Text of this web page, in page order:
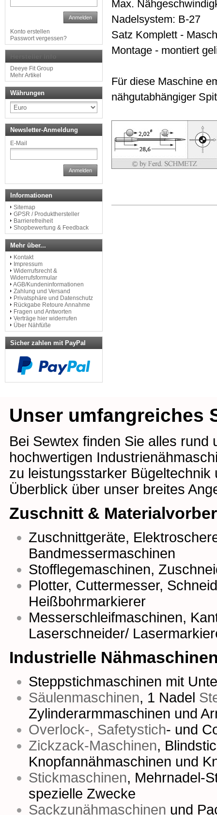
Max.
Nadelsystem: B-27
Satz Komplett -
Montage - montiert
Für diese Maschine
nähgutabhängiger
Anmelden
Konto erstellen
Passwort vergessen?
Deeye Fit Group
Mehr Artikel
Währungen
Newsletter-Anmeldung
E-Mail
Anmelden
Informationen
Sitemap
GPSR / Produkthersteller
Barrierefreiheit
Shopbewertung & Feedback
Mehr über...
Kontakt
Impressum
Widerrufsrecht &
Widerrufsformular
AGB/Kundeninformationen
Zahlung und Versand
Privatsphäre und Datenschutz
Rückgabe Retoure Annahme
Fragen und Antworten
Verträge hier widerrufen
Über Nähfüße
Sicher zahlen mit PayPal
Unser umfangreiches
Bei Sewtex finden Sie alles
hochwertigen
zu leistungsstarker
Überblick über unser breites
Zuschnitt &
Zuschnittgeräte,
Bandmessermaschinen
Stofflegemaschinen,
Plotter, Cuttermesser,
Heißbohrmarkierer
Messerschleifmaschinen,
Laserschneider/
Industrielle
Steppstichmaschinen mit
Säulenmaschinen, 1 Nadel
Zylinderarmmaschinen und
Overlock-, Safetystich- und
Zickzack-Maschinen,
Knopfannähmaschinen und
Stickmaschinen, Mehrnadel-
spezielle Zwecke
Sackzunähmaschinen und